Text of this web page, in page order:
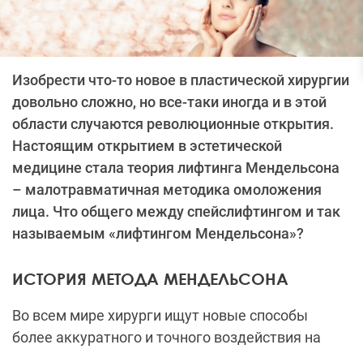
Изобрести что-то новое в пластической хирургии
довольно сложно, но все-таки иногда и в этой
области случаются революционные открытия.
Настоящим открытием в эстетической
медицине стала теория лифтинга Мендельсона
– малотравматичная методика омоложения
лица. Что общего между спейслифтингом и так
называемым «лифтингом Мендельсона»?
ИСТОРИЯ МЕТОДА МЕНДЕЛЬСОНА
Во всем мире хирурги ищут новые способы
более аккуратного и точного воздействия на